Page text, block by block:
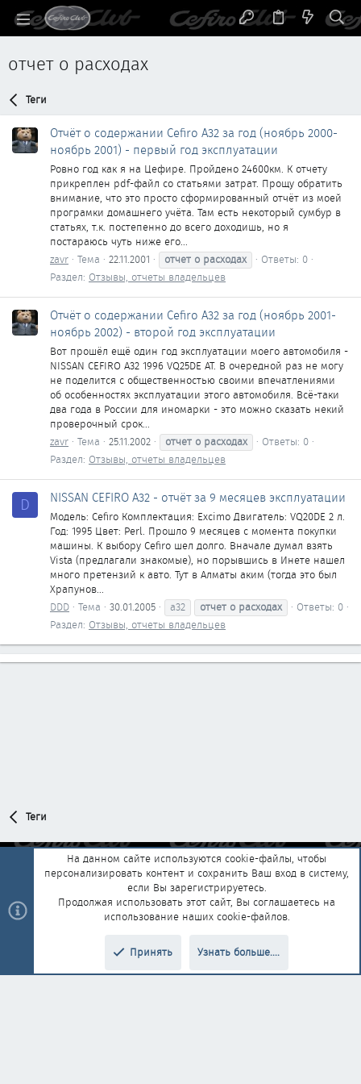
отчет о расходах
Теги
Отчёт о содержании Cefiro A32 за год (ноябрь 2000-
ноябрь 2001) - первый год эксплуатации
Ровно год как я на Цефире. Пройдено 24600км. К отчету
прикреплен pdf-файл со статьями затрат. Прощу обратить
внимание, что это просто сформированный отчёт из моей
програмки домашнего учёта. Там есть некоторый сумбур в
статьях, т.к. постепенно до всего доходишь, но я
постараюсь чуть ниже его...
zavr Тема 22.11.2001 отчет о расходах
Ответы: 0
Раздел: Отзывы, отчеты владельцев
Отчёт о содержании Cefiro A32 за год (ноябрь 2001-
ноябрь 2002) - второй год эксплуатации
Вот прошёл ещё один год эксплуатации моего автомобиля -
NISSAN CEFIRO A32 1996 VQ25DE AT. В очередной раз не могу
не поделится с общественностью своими впечатлениями
об особенностях эксплуатации этого автомобиля. Всё-таки
два года в России для иномарки - это можно сказать некий
проверочный срок...
zavr Тема 25.11.2002 отчет о расходах
Ответы: 0
Раздел: Отзывы, отчеты владельцев
D NISSAN CEFIRO A32 - отчёт за 9 месяцев эксплуатации
Модель: Cefiro Комплектация: Exсimo Двигатель: VQ20DE 2 л.
Год: 1995 Цвет: Perl. Прошло 9 месяцев с момента покупки
машины. К выбору Cefiro шел долго. Вначале думал взять
Vista (предлагали знакомые), но порывшись в Инете нашел
много претензий к авто. Тут в Алматы аким (тогда это был
Храпунов...
DDD Тема 30.01.2005 a32 отчет о расходах
Ответы: 0
Раздел: Отзывы, отчеты владельцев
Теги
Обратная связь
Условия и правила
Политика конфиденциальности
Помощь Главная
R
add-ons by ThemeHouse Перевод от Jumuro®
На данном сайте используются cookie-файлы, чтобы
персонализировать контент и сохранить Ваш вход в систему,
если Вы зарегистрируетесь.
Продолжая использовать этот сайт, Вы соглашаетесь на
использование наших cookie-файлов.
Принять Узнать больше....